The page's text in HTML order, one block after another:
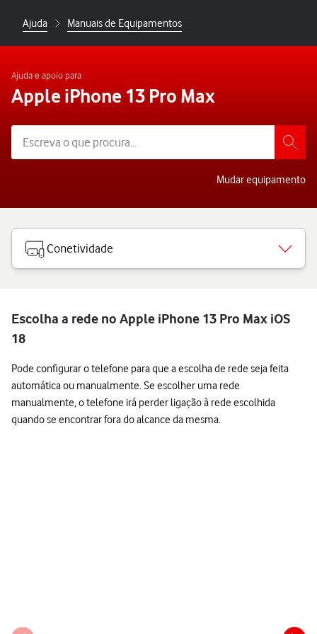
Ajuda Manuais de Equipamentos
Ajuda e apoio para
Apple iPhone 13 Pro Max
Mudar equipamento
Conetividade
Escolha a rede no Apple iPhone 13 Pro Max iOS
18
Pode configurar o telefone para que a escolha de rede seja feita
automática ou manualmente. Se escolher uma rede
manualmente, o telefone irá perder ligação à rede escolhida
quando se encontrar fora do alcance da mesma.